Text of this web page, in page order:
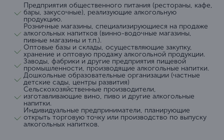
Предприятия общественного питания (рестораны, кафе,
бары, закусочные), реализующие алкогольную
продукцию.
Розничные магазины, специализирующиеся на продаже
алкогольных напитков (винно-водочные магазины,
пивные магазины и т.п.).
Оптовые базы и склады, осуществляющие закупку,
хранение и оптовую продажу алкогольной продукции.
Заводы, фабрики и другие предприятия пищевой
промышленности, производящие алкогольные напитки.
Дошкольные образовательные организации (частные
детские сады, центры развития)
Сельскохозяйственные производители,
изготавливающие вино, пиво и другие алкогольные
напитки.
Индивидуальные предприниматели, планирующие
открыть торговую точку или производство по выпуску
алкогольных напитков.